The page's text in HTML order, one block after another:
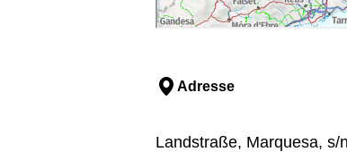
Adresse
Landstraße, Marquesa, s/